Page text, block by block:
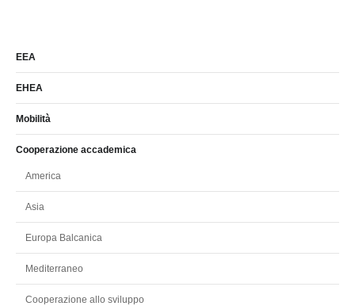
EEA
EHEA
Mobilità
Cooperazione accademica
America
Asia
Europa Balcanica
Mediterraneo
Cooperazione allo sviluppo